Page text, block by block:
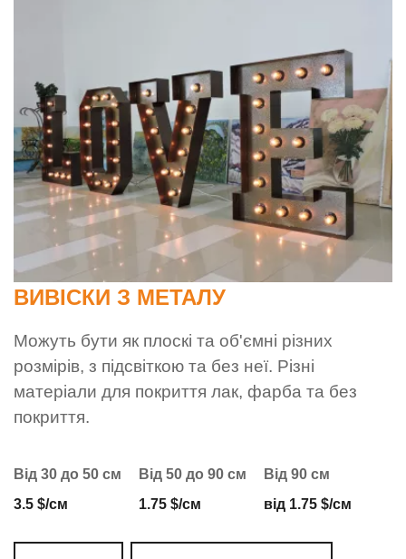
ВИВІСКИ З МЕТАЛУ
Можуть бути як плоскі та об'ємні різних
розмірів, з підсвіткою та без неї. Різні
матеріали для покриття лак, фарба та без
покриття.
Від 30 до 50 см
3.5 $/см
Від 50 до 90 см
1.75 $/см
Від 90 см
від 1.75 $/см